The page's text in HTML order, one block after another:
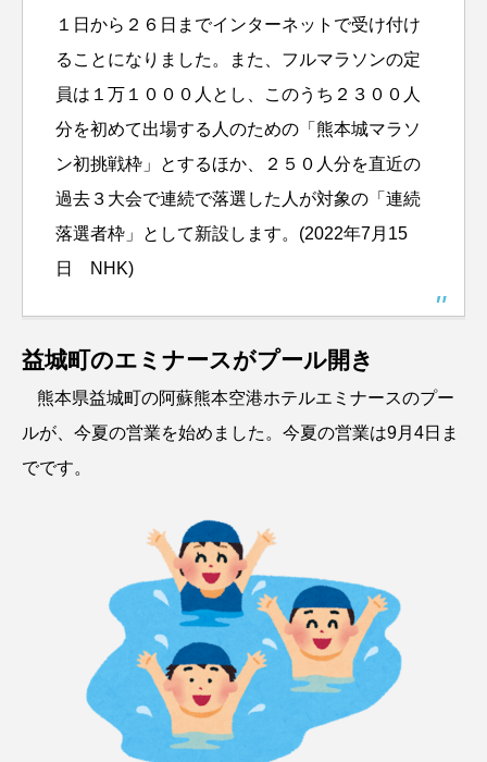
１日から２６日までインターネットで受け付け
ることになりました。
また、フルマラソンの定
員は１万１０００人とし、このうち２３００人
分を初めて出場する人のための「熊本城マラソ
ン初挑戦枠」とするほか、２５０人分を直近の
過去３大会で連続で落選した人が対象の「連続
落選者枠」として新設します。(2022年7月15
日 NHK)
益城町のエミナースがプール開き
熊本県益城町の阿蘇熊本空港ホテルエミナースのプー
ルが、今夏の営業を始めました。今夏の営業は9月4日ま
でです。